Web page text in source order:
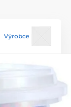
Výrobce